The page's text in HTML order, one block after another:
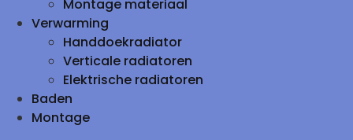
Montage materiaal
Verwarming
Handdoekradiator
Verticale radiatoren
Elektrische radiatoren
Baden
Montage